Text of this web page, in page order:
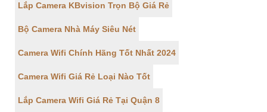
Lắp Camera KBvision Trọn Bộ Giá Rẻ
Bộ Camera Nhà Máy Siêu Nét
Camera Wifi Chính Hãng Tốt Nhất 2024
Camera Wifi Giá Rẻ Loại Nào Tốt
Lắp Camera Wifi Giá Rẻ Tại Quận 8